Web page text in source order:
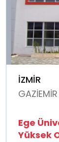
İZMİR
GAZİEMİR
Ege
Yüksek